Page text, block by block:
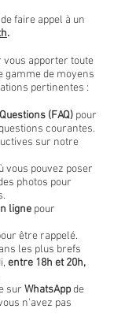
faire appel à un
.
vous apporter toute
gamme de moyens
pertinentes :
(FAQ) pour
courantes.
sur notre
vous pouvez poser
photos pour
ligne pour
être rappelé.
les plus brefs
entre 18h et 20h,
sur WhatsAppde
n'avez pas